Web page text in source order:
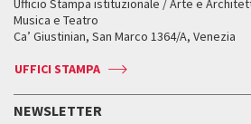
Servizi al pubblico
Come raggiungerci
Press
Orari e sedi
Accrediti
Orari e sedi
Biglietti
Accrediti
Come raggiungerci
Servizi al pubblico
Come raggiungerci
Press
Leone d’oro alla carriera
Leone d’argento
Edizioni passate
Orari e sedi
Fondi e Collezioni
Biennale College ASAC
ASAC DATI
Storia
Ufficio Stampa istituzionale / Arte e
Musica e Teatro
Ca’ Giustinian, San Marco 1364/A, Venezia
UFFICI STAMPA
NEWSLETTER